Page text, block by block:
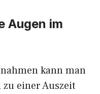
Augen im
kann man
einer Auszeit